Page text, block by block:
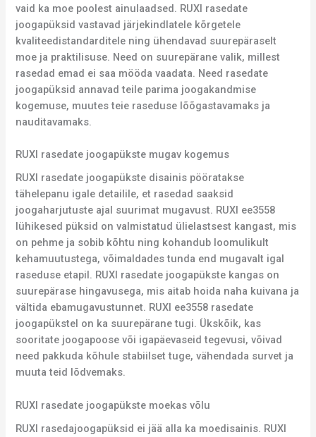
vaid ka moe poolest ainulaadsed. RUXI rasedate
joogapüksid vastavad järjekindlatele kõrgetele
kvaliteedistandarditele ning ühendavad suurepäraselt
moe ja praktilisuse. Need on suurepärane valik, millest
rasedad emad ei saa mööda vaadata. Need rasedate
joogapüksid annavad teile parima joogakandmise
kogemuse, muutes teie raseduse lõõgastavamaks ja
nauditavamaks.
RUXI rasedate joogapükste mugav kogemus
RUXI rasedate joogapükste disainis pööratakse
tähelepanu igale detailile, et rasedad saaksid
joogaharjutuste ajal suurimat mugavust. RUXI ee3558
lühikesed püksid on valmistatud ülielastsest kangast, mis
on pehme ja sobib kõhtu ning kohandub loomulikult
kehamuutustega, võimaldades tunda end mugavalt igal
raseduse etapil. RUXI rasedate joogapükste kangas on
suurepärase hingavusega, mis aitab hoida naha kuivana ja
vältida ebamugavustunnet. RUXI ee3558 rasedate
joogapükstel on ka suurepärane tugi. Ükskõik, kas
sooritate joogapoose või igapäevaseid tegevusi, võivad
need pakkuda kõhule stabiilset tuge, vähendada survet ja
muuta teid lõdvemaks.
RUXI rasedate joogapükste moekas võlu
RUXI rasedajoogapüksid ei jää alla ka moedisainis. RUXI